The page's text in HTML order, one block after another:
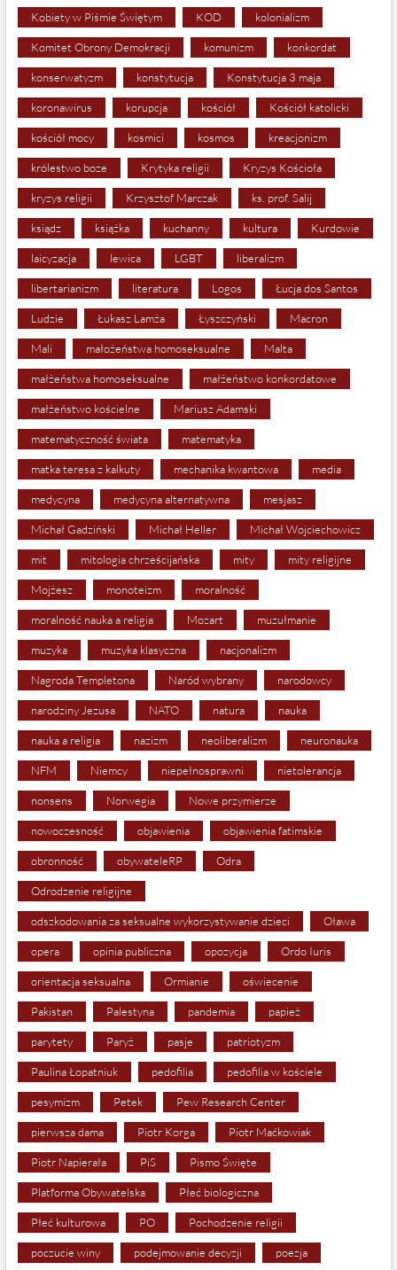
Kobiety w Piśmie Świętym KOD kolonializm
Komitet Obrony Demokracji komunizm konkordat
konserwatyzm konstytucja Konstytucja 3 maja
koronawirus korupcja kościół Kościół katolicki
kościół mocy kosmici kosmos kreacjonizm
królestwo boze Krytyka religii Kryzys Kościoła
kryzys religii Krzysztof Marczak ks. prof. Salij
ksiądz książka kuchanny kultura Kurdowie
laicyzacja lewica LGBT liberalizm
libertarianizm literatura Logos Łucja dos Santos
Ludzie Łukasz Lamża Łyszczyński Macron
Mali małożeństwa homoseksualne Malta
małżeństwa homoseksualne małżeństwo konkordatowe
małżeństwo kościelne Mariusz Adamski
matematyczność świata matematyka
matka teresa z kalkuty mechanika kwantowa media
medycyna medycyna alternatywna mesjasz
Michał Gadziński Michał Heller Michał Wojciechowicz
mit mitologia chrześcijańska mity mity religijne
Mojżesz monoteizm moralność
moralność nauka a religia Mozart muzułmanie
muzyka muzyka klasyczna nacjonalizm
Nagroda Templetona Naród wybrany narodowcy
narodziny Jezusa NATO natura nauka
nauka a religia nazizm neoliberalizm neuronauka
NFM Niemcy niepełnosprawni nietolerancja
nonsens Norwegia Nowe przymierze
nowoczesność objawienia objawienia fatimskie
obronność obywateleRP Odra
Odrodzenie religijne
odszkodowania za seksualne wykorzystywanie dzieci Oława
opera opinia publiczna opozycja Ordo Iuris
orientacja seksualna Ormianie oświecenie
Pakistan Palestyna pandemia papież
parytety Paryż pasje patriotyzm
Paulina Łopatniuk pedofilia pedofilia w kościele
pesymizm Petek Pew Research Center
pierwsza dama Piotr Korga Piotr Maćkowiak
Piotr Napierała PiS Pismo Święte
Platforma Obywatelska Płeć biologiczna
Płeć kulturowa PO Pochodzenie religii
poczucie winy podejmowanie decyzji poezja